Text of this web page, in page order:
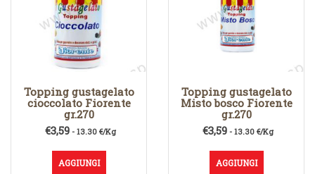
Topping gustagelato
cioccolato Fiorente
gr.270
€3,59 - 13.30 €/Kg
AGGIUNGI
Topping gustagelato
Misto bosco Fiorente
gr.270
€3,59 - 13.30 €/Kg
AGGIUNGI